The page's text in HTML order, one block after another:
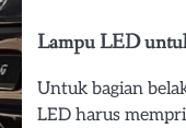
Lampu LED
Untuk bagian
LED harus